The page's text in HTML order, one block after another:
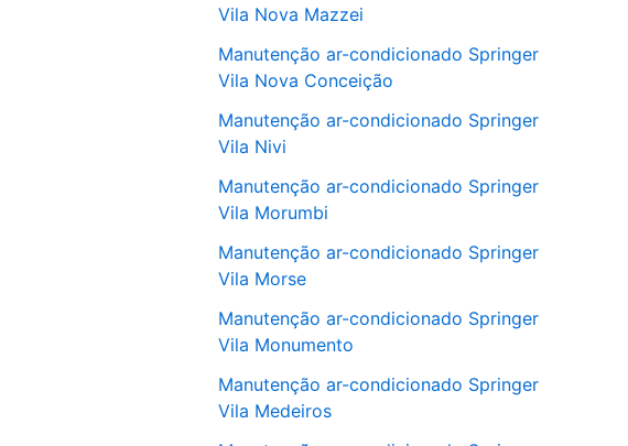
Vila Nova Mazzei
Manutenção ar-condicionado Springer
Vila Nova Conceição
Manutenção ar-condicionado Springer
Vila Nivi
Manutenção ar-condicionado Springer
Vila Morumbi
Manutenção ar-condicionado Springer
Vila Morse
Manutenção ar-condicionado Springer
Vila Monumento
Manutenção ar-condicionado Springer
Vila Medeiros